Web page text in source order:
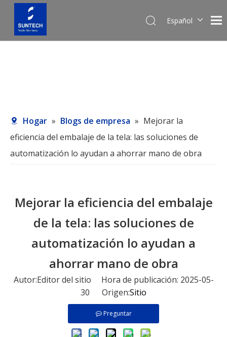
Español
Hogar » Blogs de empresa » Mejorar la
eficiencia del embalaje de la tela: las soluciones de
automatización lo ayudan a ahorrar mano de obra
Mejorar la eficiencia del embalaje
de la tela: las soluciones de
automatización lo ayudan a
ahorrar mano de obra
Autor:Editor del sitio Hora de publicación: 2025-05-
30 Origen:Sitio
Preguntar